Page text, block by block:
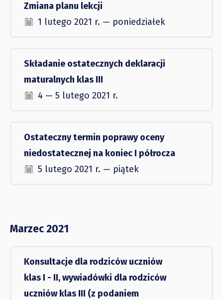
Zmiana planu lekcji
1 lutego 2021 r. — poniedziałek
Składanie ostatecznych deklaracji
maturalnych klas III
4 — 5 lutego 2021 r.
Ostateczny termin poprawy oceny
niedostatecznej na koniec I półrocza
5 lutego 2021 r. — piątek
Marzec 2021
Konsultacje dla rodziców uczniów
klas I - II, wywiadówki dla rodziców
uczniów klas III (z podaniem